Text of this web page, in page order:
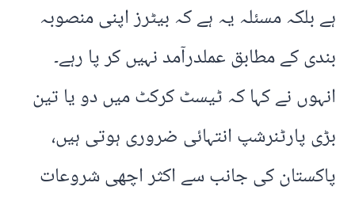
ہے بلکہ مسئلہ یہ ہے کہ بیٹرز اپنی منصوبہ
بندی کے مطابق عملدرآمد نہیں کر پا رہے۔
انہوں نے کہا کہ ٹیسٹ کرکٹ میں دو یا تین
بڑی پارٹنرشپ انتہائی ضروری ہوتی ہیں،
پاکستان کی جانب سے اکثر اچھی شروعات